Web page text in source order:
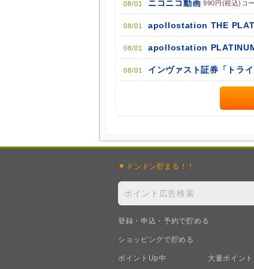
08/01 ニコニコ動画 990円(税込)コ
08/01 apollostation THE
08/01 apollostation
08/01 インヴァスト証券「トライ
ドンドン貯まる！！
登録・申込・予約で貯める
ショッピングで貯める
ポイントUp中 大量ポイント